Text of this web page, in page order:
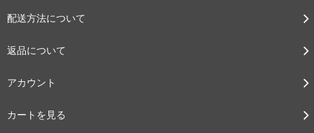
配送方法について
返品について
アカウント
カートを見る